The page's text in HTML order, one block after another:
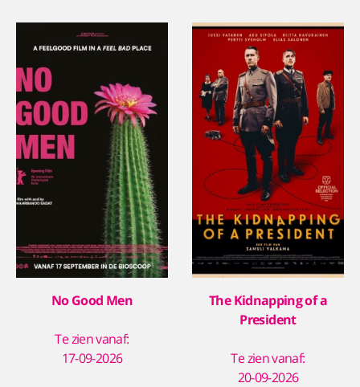
No Good Men
Te zien vanaf:
17-09-2026
The Kidnapping of a
President
Te zien vanaf:
20-09-2026